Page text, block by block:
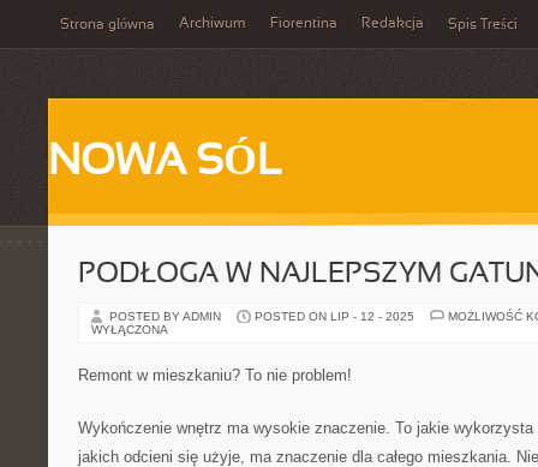
Strona główna Archiwum Fiorentina Redakcja Spis Treści
NOWA SÓL
PODŁOGA W NAJLEPSZYM
POSTED BY ADMIN POSTED ON LIP - 12 - 2025
MOŻLIWOŚĆ
WYŁĄCZONA
Remont w mieszkaniu? To nie problem!
Wykończenie wnętrz ma wysokie znaczenie. To jakie wykorzysta
jakich odcieni się użyje, ma znaczenie dla całego mieszkania.